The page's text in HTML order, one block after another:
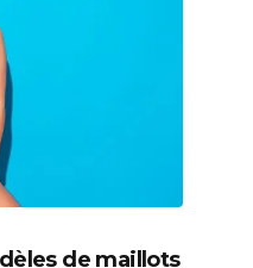
de maillots